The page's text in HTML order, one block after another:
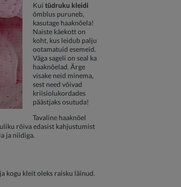
Kui tüdruku kleidi
õmblus puruneb,
kasutage haaknõela!
Naiste käekott on
koht, kus leidub palju
ootamatuid esemeid.
Väga sageli on seal ka
haaknõelad. Ärge
visake neid minema,
sest need võivad
kriisiolukordades
päästjaks osutuda!
Tavaline haaknõel
rõiva edasist kahjustumist
ja niidiga.
kogu kleit oleks raisku läinud.